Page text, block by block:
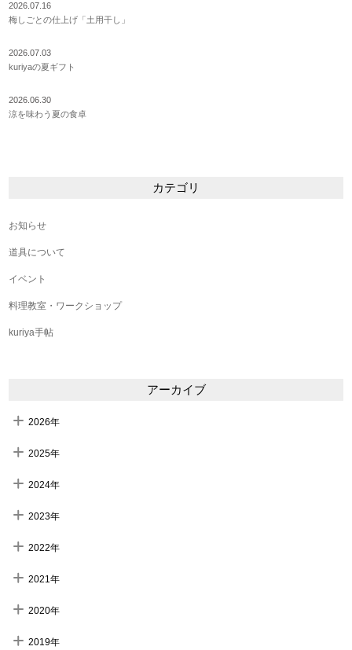
2026.07.16
梅しごとの仕上げ「土用干し」
2026.07.03
kuriyaの夏ギフト
2026.06.30
涼を味わう夏の食卓
カテゴリ
お知らせ
道具について
イベント
料理教室・ワークショップ
kuriya手帖
アーカイブ
2026年
2025年
2024年
2023年
2022年
2021年
2020年
2019年